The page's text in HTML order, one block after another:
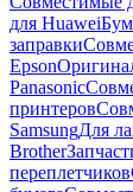
для Huawei
заправки
Epson
Panasonic
принтеров
SamsungДля
Brother
переплетчиков